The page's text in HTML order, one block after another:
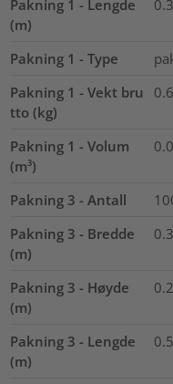
Pakning 1 - Lengde
(m)
Pakning 1 - Type
Pakning 1 - Vekt bru
tto (kg)
Pakning 1 - Volum
(m³)
Pakning 3 - Antall
Pakning 3 - Bredde
(m)
Pakning 3 - Høyde
(m)
Pakning 3 - Lengde
(m)